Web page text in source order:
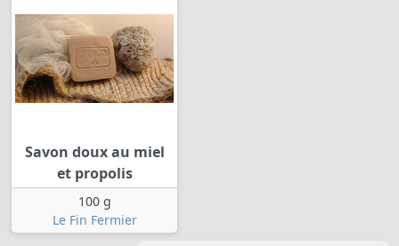
Savon doux au miel
et propolis
100 g
Le Fin Fermier